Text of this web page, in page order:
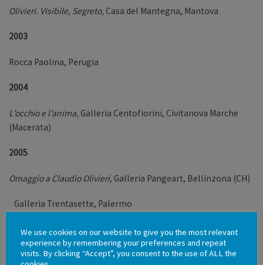
Olivieri. Visibile, Segreto, Casa del Mantegna, Mantova
2003
Rocca Paolina, Perugia
2004
L’occhio e l’anima, Galleria Centofiorini, Civitanova Marche
(Macerata)
2005
Omaggio a Claudio Olivieri, Galleria Pangeart, Bellinzona (CH)
Galleria Trentasette, Palermo
Fondazione Zappettini, Milano
2006
We use cookies on our website to give you the most relevant
experience by remembering your preferences and repeat
visits. By clicking “Accept”, you consent to the use of ALL the